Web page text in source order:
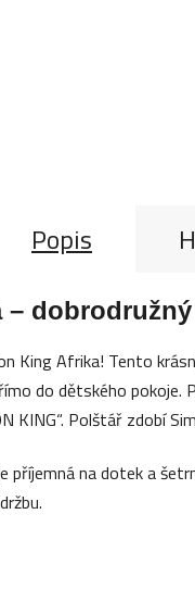
Popis
King Afrika! Tento
do dětského pokoje.
KING“. Polštář zdobí
příjemná na dotek a